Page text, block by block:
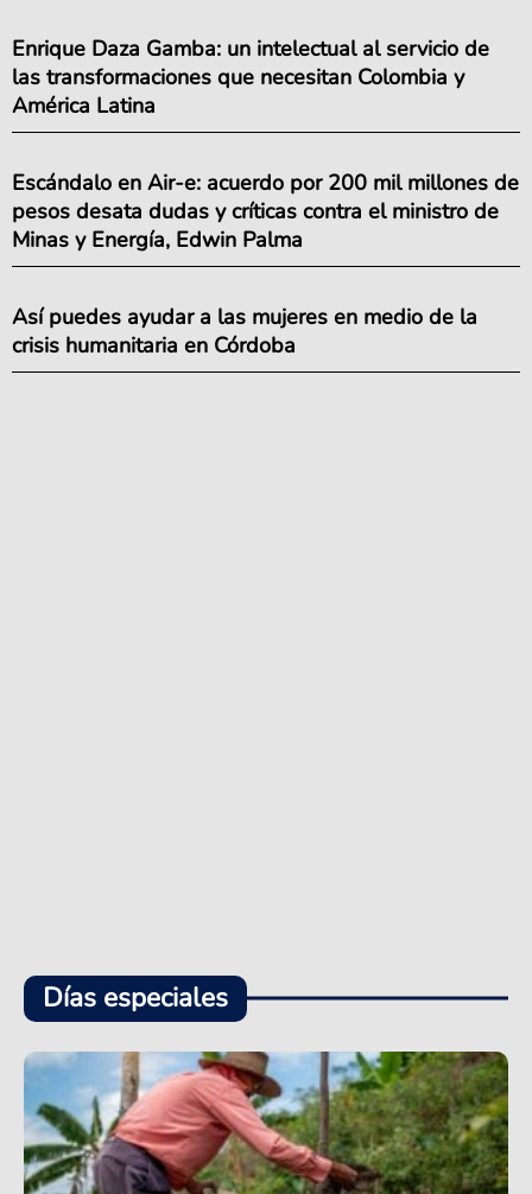
Enrique Daza Gamba: un intelectual al servicio de
las transformaciones que necesitan Colombia y
América Latina
Escándalo en Air-e: acuerdo por 200 mil millones de
pesos desata dudas y críticas contra el ministro de
Minas y Energía, Edwin Palma
Así puedes ayudar a las mujeres en medio de la
crisis humanitaria en Córdoba
Días especiales